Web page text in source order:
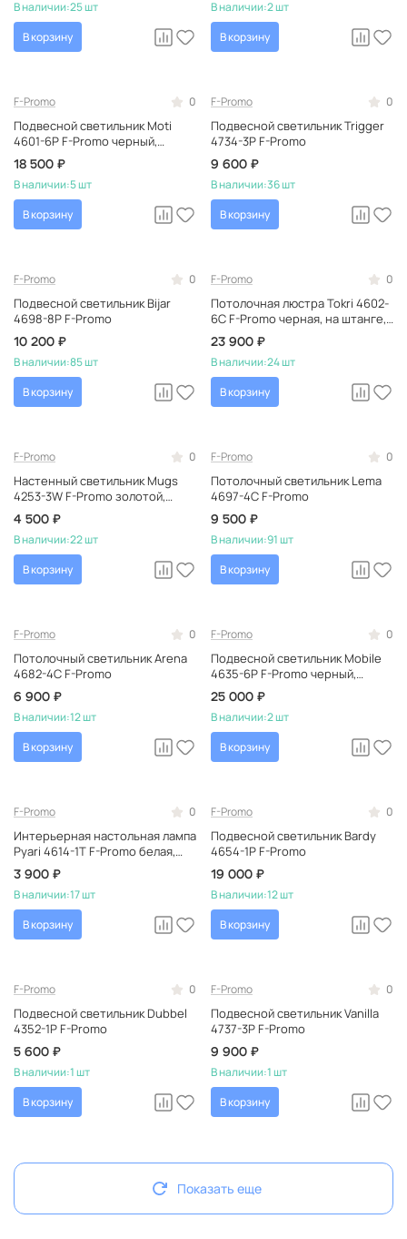
В наличии:25 шт
В корзину
В наличии:2 шт
В корзину
F-Promo 0
Подвесной светильник Moti
4601-6P F-Promo черный,
светодиодный, немецкий
18 500 ₽
В наличии:5 шт
В корзину
F-Promo 0
Подвесной светильник Trigger
4734-3P F-Promo
9 600 ₽
В наличии:36 шт
В корзину
F-Promo 0
Подвесной светильник Bijar
4698-8P F-Promo
10 200 ₽
В наличии:85 шт
В корзину
F-Promo 0
Потолочная люстра Tokri 4602-
6C F-Promo черная, на штанге,
рожковая, в стиле лофт
23 900 ₽
В наличии:24 шт
В корзину
F-Promo 0
Настенный светильник Mugs
4253-3W F-Promo золотой,
светодиодный, круглый, в
современном стиле
4 500 ₽
В наличии:22 шт
В корзину
F-Promo 0
Потолочный светильник Lema
4697-4C F-Promo
9 500 ₽
В наличии:91 шт
В корзину
F-Promo 0
Потолочный светильник Arena
4682-4C F-Promo
6 900 ₽
В наличии:12 шт
В корзину
F-Promo 0
Подвесной светильник Mobile
4635-6P F-Promo черный,
немецкий
25 000 ₽
В наличии:2 шт
В корзину
F-Promo 0
Интерьерная настольная лампа
Pyari 4614-1T F-Promo белая,
светодиодная, с USB, в кабинет
3 900 ₽
В наличии:17 шт
В корзину
F-Promo 0
Подвесной светильник Bardy
4654-1P F-Promo
19 000 ₽
В наличии:12 шт
В корзину
F-Promo 0
Подвесной светильник Dubbel
4352-1P F-Promo
5 600 ₽
В наличии:1 шт
В корзину
F-Promo 0
Подвесной светильник Vanilla
4737-3P F-Promo
9 900 ₽
В наличии:1 шт
В корзину
Показать еще